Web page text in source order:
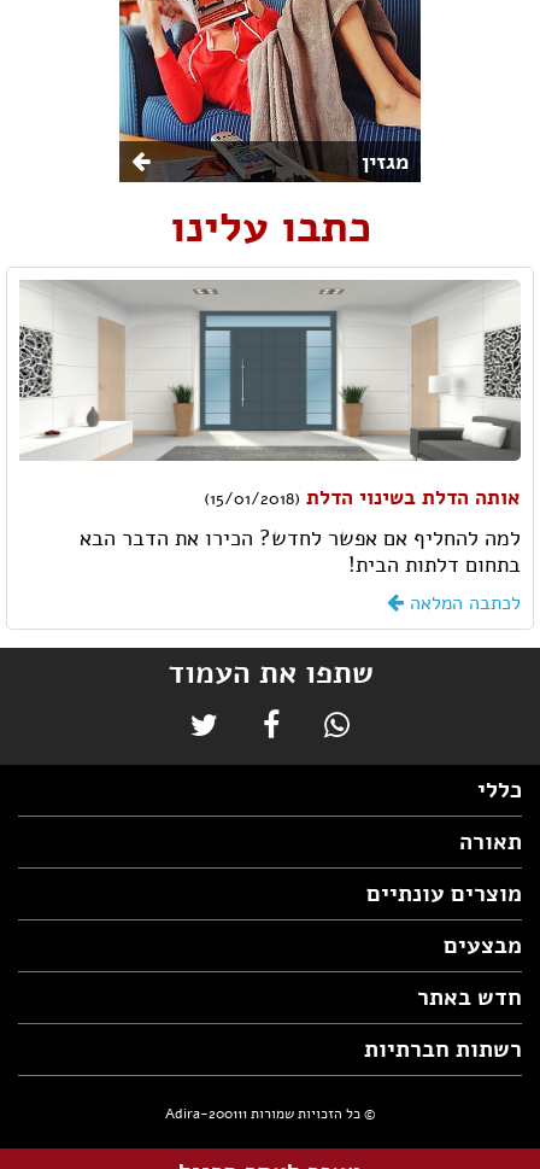
מגזין
כתבו עלינו
אותה הדלת בשינוי הדלת (15/01/2018)
למה להחליף אם אפשר לחדש? הכירו את הדבר הבא
בתחום דלתות הבית!
לכתבה המלאה
שתפו את העמוד
כללי
תאורה
מוצרים עונתיים
מבצעים
חדש באתר
רשתות חברתיות
© כל הזכויות שמורות Adira-200111